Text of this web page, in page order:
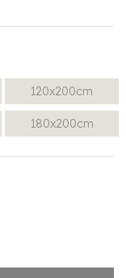
120x200cm
180x200cm